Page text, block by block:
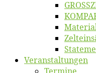
Ver­an­stal­tun­gen